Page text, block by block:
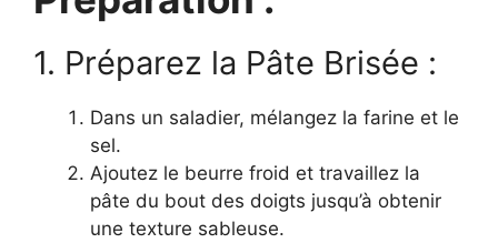
1. Préparez la Pâte Brisée :
Dans un saladier, mélangez la farine et le
sel.
Ajoutez le beurre froid et travaillez la
pâte du bout des doigts jusqu’à obtenir
une texture sableuse.